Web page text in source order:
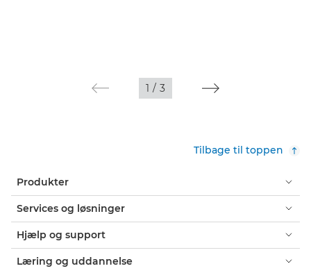
1 / 3
Tilbage til toppen
Produkter
Services og løsninger
Hjælp og support
Læring og uddannelse